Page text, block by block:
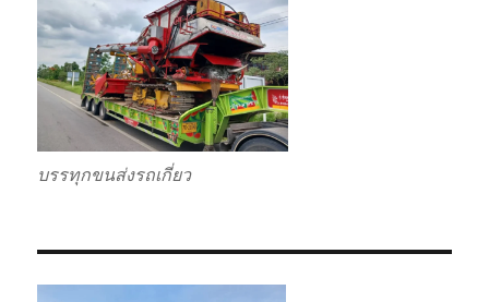
บรรทุกขนส่งรถเกี่ยว